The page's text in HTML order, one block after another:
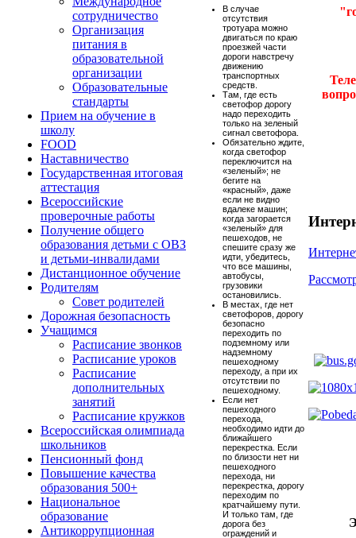
сотрудничество
Организация
питания в
образовательной
организации
Образовательные
стандарты
Прием на обучение в
школу
FOOD
Наставничество
Государственная итоговая
аттестация
Всероссийские
проверочные работы
Получение общего
образования детьми с ОВЗ
и детьми-инвалидами
Дистанционное обучение
Родителям
Совет родителей
Дорожная безопасность
Учащимся
Расписание звонков
Расписание уроков
Расписание
дополнительных
занятий
Расписание кружков
Всероссийская олимпиада
школьников
Пенсионный фонд
Повышение качества
образования 500+
Национальное
образование
Антикоррупционная
В случае
отсутствия
тротуара можно
двигаться по краю
проезжей части
дороги навстречу
движению
транспортных
средств.
Там, где есть
светофор дорогу
надо переходить
только на зеленый
сигнал светофора.
Обязательно ждите,
когда светофор
переключится на
«зеленый»; не
бегите на
«красный», даже
если не видно
вдалеке машин;
когда загорается
«зеленый» для
пешеходов, не
спешите сразу же
идти, убедитесь,
что все машины,
автобусы,
грузовики
остановились.
В местах, где нет
светофоров, дорогу
безопасно
переходить по
подземному или
надземному
пешеходному
переходу, а при их
отсутствии по
пешеходному.
Если нет
пешеходного
перехода,
необходимо идти до
ближайшего
перекрестка. Если
по близости нет ни
пешеходного
перехода, ни
перекрестка, дорогу
переходим по
кратчайшему пути.
И только там, где
дорога без
ограждений и